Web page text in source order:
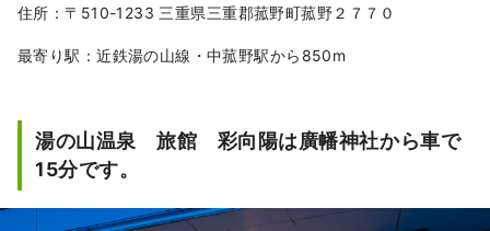
住所：〒510-1233 三重県三重郡菰野町菰野２７７０
最寄り駅：近鉄湯の山線・中菰野駅から850m
湯の山温泉 旅館 彩向陽は廣幡神社から車で
15分です。